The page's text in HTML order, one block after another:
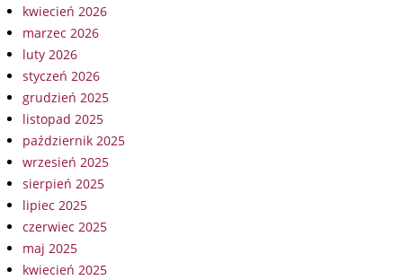
kwiecień 2026
marzec 2026
luty 2026
styczeń 2026
grudzień 2025
listopad 2025
październik 2025
wrzesień 2025
sierpień 2025
lipiec 2025
czerwiec 2025
maj 2025
kwiecień 2025